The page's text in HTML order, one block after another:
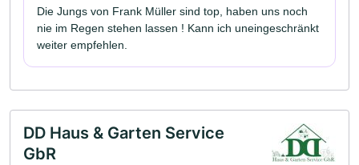
Die Jungs von Frank Müller sind top, haben uns noch
nie im Regen stehen lassen ! Kann ich uneingeschränkt
weiter empfehlen.
DD Haus & Garten Service
GbR